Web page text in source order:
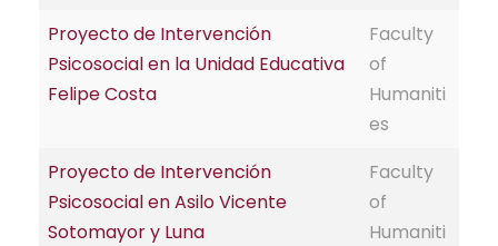
Proyecto de Intervención
Psicosocial en la Unidad Educativa
Felipe Costa
Faculty
of
Humaniti
es
Proyecto de Intervención
Psicosocial en Asilo Vicente
Sotomayor y Luna
Faculty
of
Humaniti